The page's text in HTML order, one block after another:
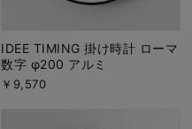
IDEE TIMING 掛け時計 ローマ
数字 φ200 アルミ
￥9,570